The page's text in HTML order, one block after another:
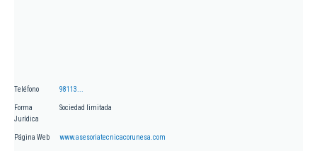
Teléfono 98113...
Forma
Jurídica
Sociedad limitada
Página Web www.asesoriatecnicacorunesa.com